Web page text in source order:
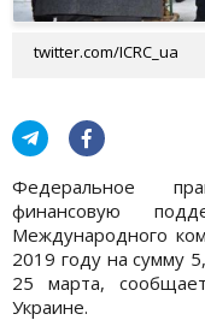
twitter.com/ICRC_ua
Федеральное
финансовую
Международного
2019 году на сумму
25 марта,
Украине.